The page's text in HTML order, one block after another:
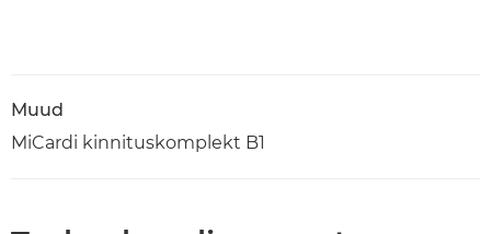
Muud
MiCardi kinnituskomplekt B1